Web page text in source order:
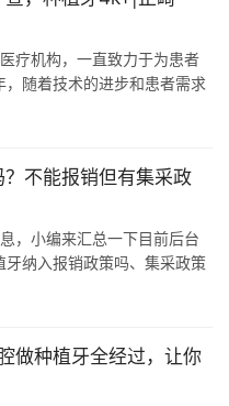
疗机构，一直致力于为患者
随着技术的进步和患者需求
不能报销但有集采政
，小编来汇总一下目前后台
纳入报销政策吗、集采政策
做种植牙全经过，让你